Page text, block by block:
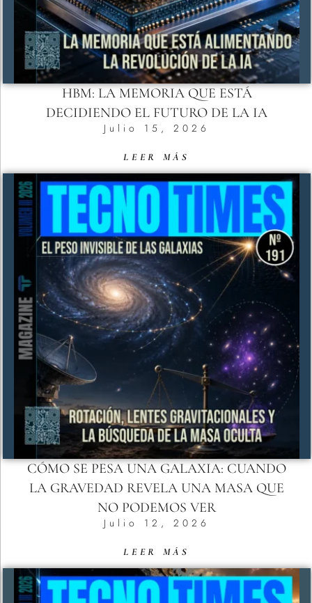
HBM: LA MEMORIA QUE ESTÁ
DECIDIENDO EL FUTURO DE LA IA
Julio 15, 2026
LEER MÁS
CÓMO SE PESA UNA GALAXIA: CUANDO
LA GRAVEDAD REVELA UNA MASA QUE
NO PODEMOS VER
Julio 12, 2026
LEER MÁS